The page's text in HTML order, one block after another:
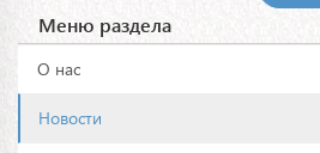
Меню раздела
О нас
Новости